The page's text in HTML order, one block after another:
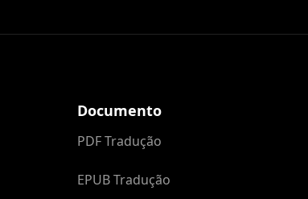
Documento
PDF Tradução
EPUB Tradução